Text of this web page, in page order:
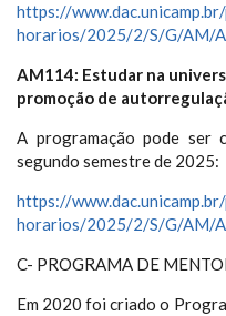
https://
horarios/2025/2/S/G/AM/
AM114: Estudar na
promoção de
A programação pode ser
segundo semestre de 2025:
https://
horarios/2025/2/S/G/AM/
C- PROGRAMA DE
Em 2020 foi criado o